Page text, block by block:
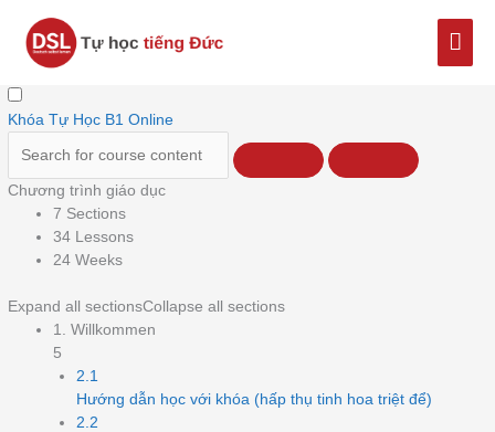
Khóa Tự Học B1 Online
Chương trình giáo dục
7 Sections
34 Lessons
24 Weeks
Expand all sectionsCollapse all sections
1. Willkommen
5
2.1
Hướng dẫn học với khóa (hấp thụ tinh hoa triệt để)
2.2